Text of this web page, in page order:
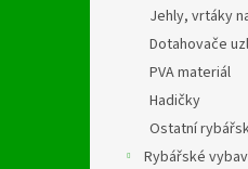
Jehly, vrtáky
Dotahovače
PVA materiál
Hadičky
Ostatní
Rybářské